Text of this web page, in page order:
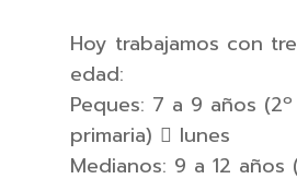
Hoy trabajamos con
edad:
Peques: 7 a 9 años
primaria)  lunes
Medianos: 9 a 12 años